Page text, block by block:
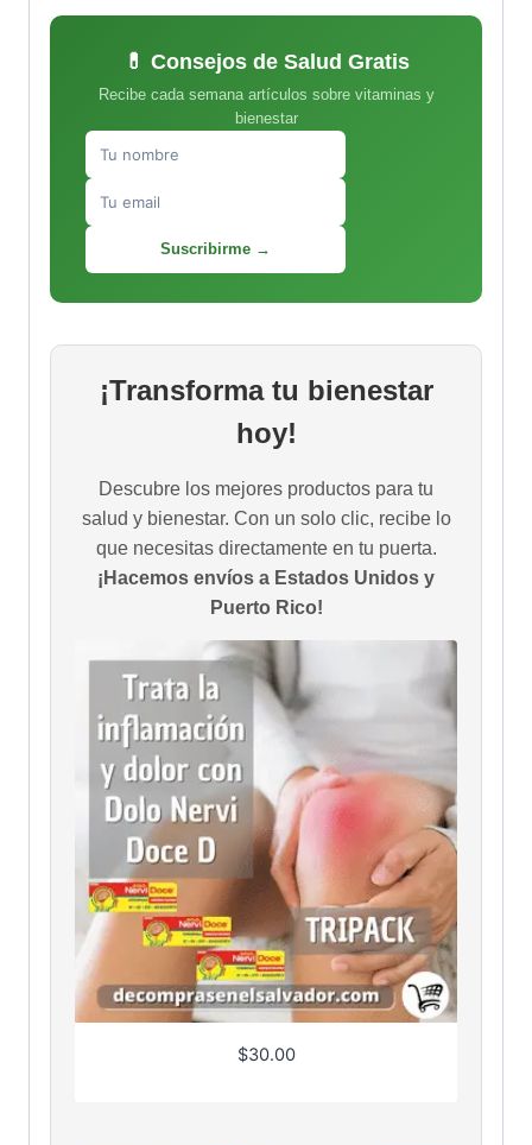
💊 Consejos de Salud Gratis
Recibe cada semana artículos sobre vitaminas y
bienestar
Suscribirme →
¡Transforma tu bienestar
hoy!
Descubre los mejores productos para tu
salud y bienestar. Con un solo clic, recibe lo
que necesitas directamente en tu puerta.
¡Hacemos envíos a Estados Unidos y
Puerto Rico!
$30.00